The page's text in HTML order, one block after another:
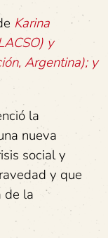
Karina
y
Argentina); y
la
nueva
social y
y que
de la